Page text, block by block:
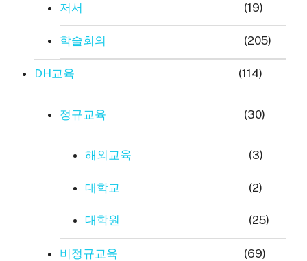
저서 (19)
학술회의 (205)
DH교육 (114)
정규교육 (30)
해외교육 (3)
대학교 (2)
대학원 (25)
비정규교육 (69)